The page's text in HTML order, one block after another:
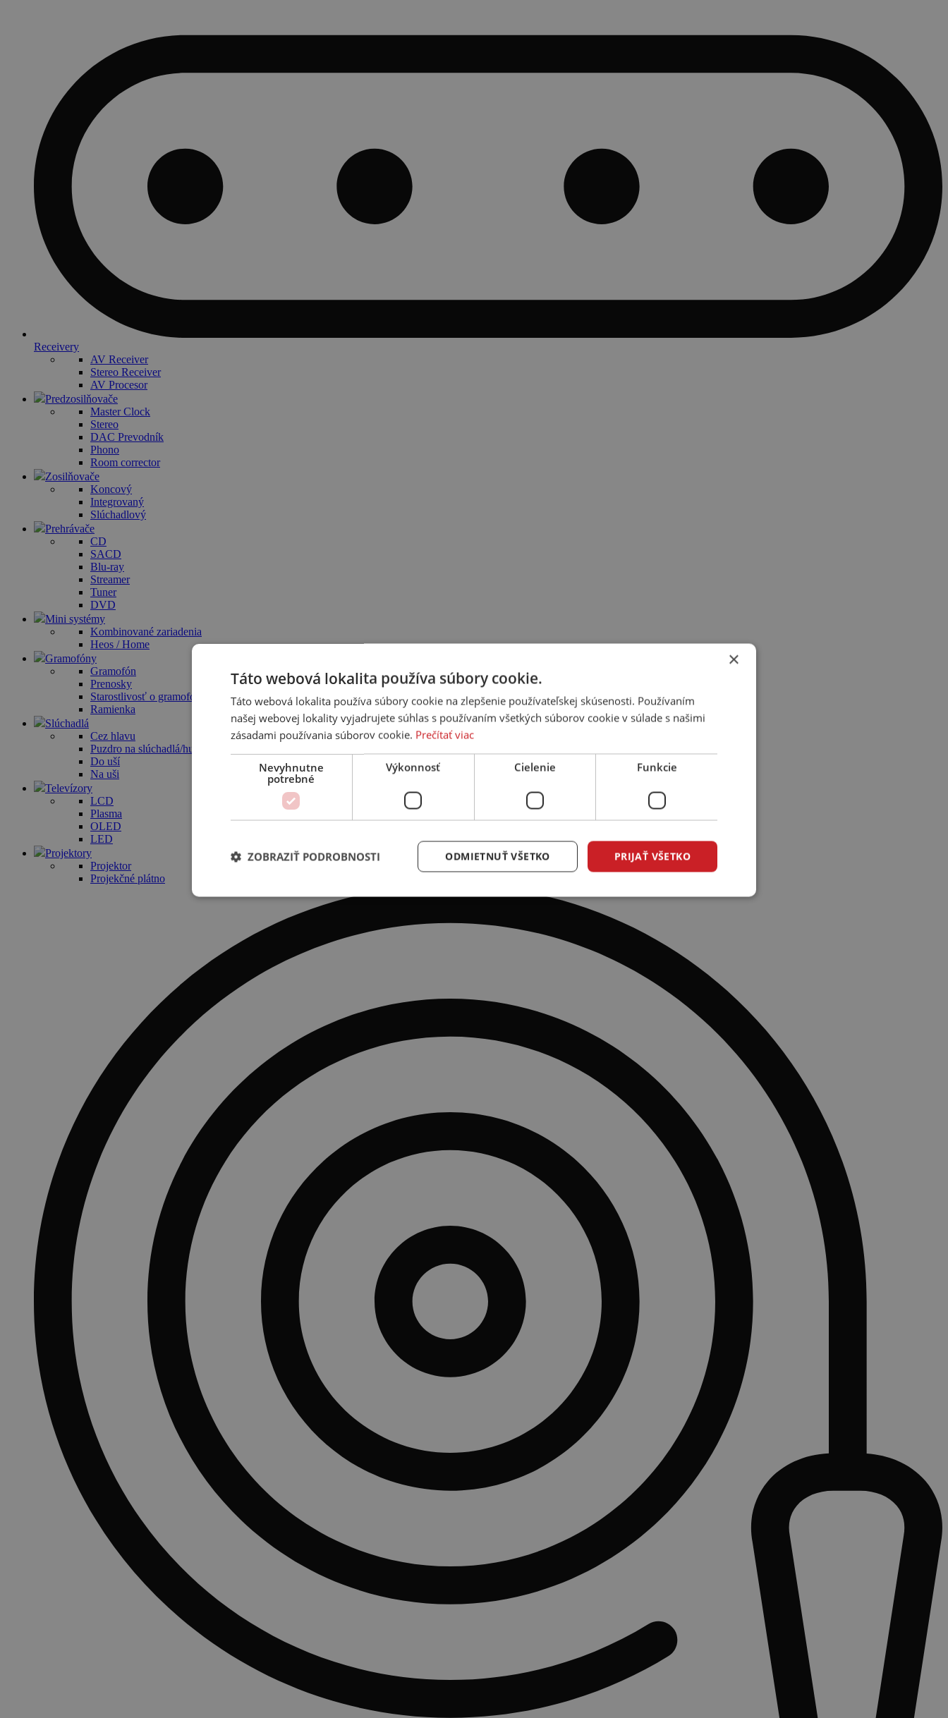
Receivery
AV Receiver
Stereo Receiver
AV Procesor
Predzosilňovače
Master Clock
Stereo
DAC Prevodník
Phono
Room corrector
Zosilňovače
Koncový
Integrovaný
Slúchadlový
Prehrávače
CD
SACD
Blu-ray
Streamer
Tuner
DVD
Mini systémy
Kombinované zariadenia
Heos / Home
Gramofóny
Gramofón
Prenosky
Starostlivosť o gramofóny
Ramienka
Slúchadlá
Cez hlavu
Puzdro na slúchadlá/hudobný systém
Do uší
Na uši
Televízory
LCD
Plasma
OLED
LED
Projektory
Projektor
Projekčné plátno
×
Táto webová lokalita používa súbory cookie.
Táto webová lokalita používa súbory cookie na zlepšenie používateľskej skúsenosti. Používaním
našej webovej lokality vyjadrujete súhlas s používaním všetkých súborov cookie v súlade s našimi
zásadami používania súborov cookie. Prečítať viac
Nevyhnutne
potrebné
Výkonnosť Cielenie Funkcie
PRIJAŤ VŠETKO
ODMIETNUŤ VŠETKO
ZOBRAZIŤ PODROBNOSTI